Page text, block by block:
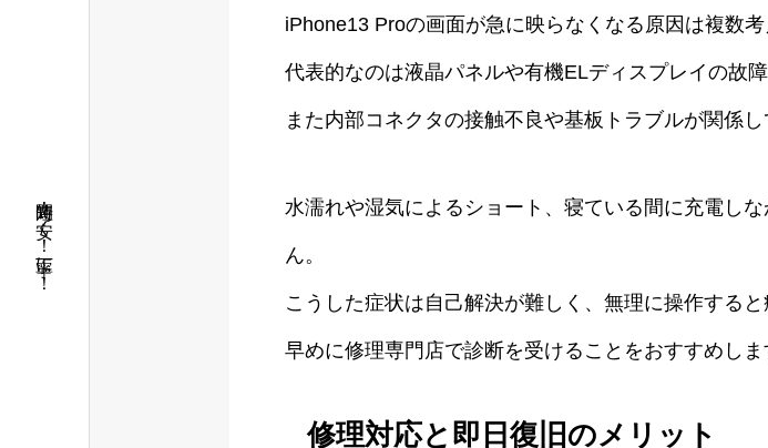
短時間！安く！丁寧に！
iPhone13 Proの画面が急に映らなくなる原因は複数考
代表的なのは液晶パネルや有機ELディスプレイの故障
また内部コネクタの接触不良や基板トラブルが関係し
水濡れや湿気によるショート、寝ている間に充電し
ん。
こうした症状は自己解決が難しく、無理に操作する
早めに修理専門店で診断を受けることをおすすめしま
修理対応と即日復旧のメリット